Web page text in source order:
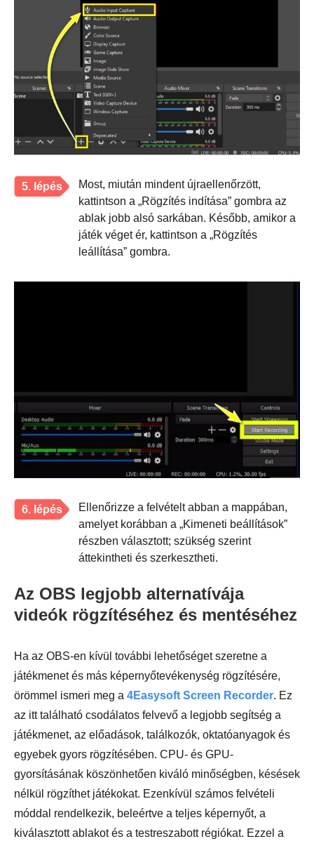
5. lépés
Most, miután mindent újraellenőrzött,
kattintson a „Rögzítés indítása” gombra az
ablak jobb alsó sarkában. Később, amikor a
játék véget ér, kattintson a „Rögzítés
leállítása” gombra.
6. lépés
Ellenőrizze a felvételt abban a mappában,
amelyet korábban a „Kimeneti beállítások”
részben választott; szükség szerint
áttekintheti és szerkesztheti.
Az OBS legjobb alternatívája
videók rögzítéséhez és mentéséhez
Ha az OBS-en kívül további lehetőséget szeretne a
játékmenet és más képernyőtevékenység rögzítésére,
örömmel ismeri meg a 4Easysoft Screen Recorder. Ez
az itt található csodálatos felvevő a legjobb segítség a
játékmenet, az előadások, találkozók, oktatóanyagok és
egyebek gyors rögzítésében. CPU- és GPU-
gyorsításának köszönhetően kiváló minőségben, késések
nélkül rögzíthet játékokat. Ezenkívül számos felvételi
móddal rendelkezik, beleértve a teljes képernyőt, a
kiválasztott ablakot és a testreszabott régiókat. Ezzel a